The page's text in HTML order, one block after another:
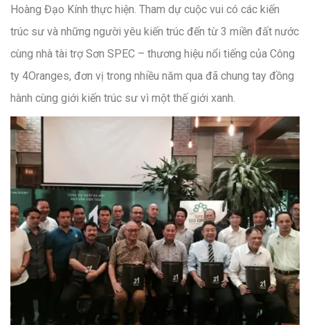
Hoàng Đạo Kính thực hiện. Tham dự cuộc vui có các kiến
trúc sư và những người yêu kiến trúc đến từ 3 miền đất nước
cùng nhà tài trợ Sơn SPEC – thương hiệu nổi tiếng của Công
ty 4Oranges, đơn vị trong nhiều năm qua đã chung tay đồng
hành cùng giới kiến trúc sư vì một thế giới xanh.